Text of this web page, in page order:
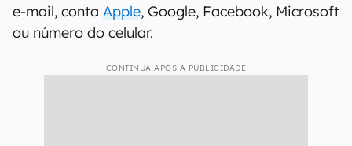
e-mail, conta Apple, Google, Facebook, Microsoft
ou número do celular.
CONTINUA APÓS A PUBLICIDADE